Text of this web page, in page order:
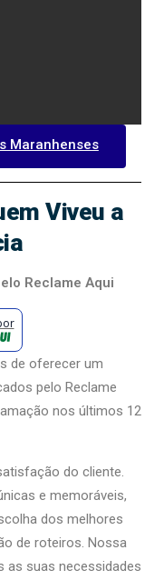
Maranhenses
Viveu a
Reclame Aqui
de oferecer um
pelo Reclame
nos últimos 12
do cliente.
e memoráveis,
dos melhores
de roteiros. Nossa
as suas necessidades